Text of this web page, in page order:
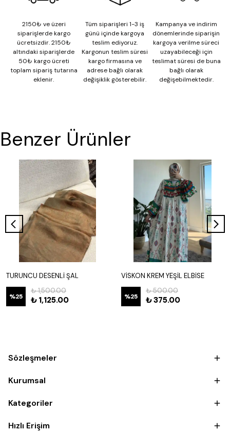
2150₺ ve üzeri
siparişlerde kargo
ücretsizdir. 2150₺
altındaki siparişlerde
50₺ kargo ücreti
toplam sipariş tutarına
eklenir.
Tüm siparişleri 1-3 iş
günü içinde kargoya
teslim ediyoruz.
Kargonun teslim süresi
kargo firmasına ve
adrese bağlı olarak
değişiklik gösterebilir.
Kampanya ve indirim
dönemlerinde siparişin
kargoya verilme süreci
uzayabileceği için
teslimat süresi de buna
bağlı olarak
değişebilmektedir.
Benzer Ürünler
TURUNCU DESENLİ ŞAL
%25
₺ 1,500.00
₺ 1,125.00
VİSKON KREM YEŞİL ELBİSE
%25
₺ 500.00
₺ 375.00
Sözleşmeler
Kurumsal
Kategoriler
Hızlı Erişim